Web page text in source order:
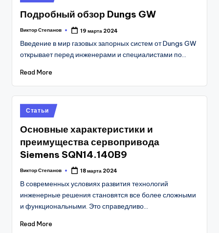
in
Подробный обзор Dungs GW
Posted
Виктор Степанов 19 марта 2024
Введение в мир газовых запорных систем от Dungs GW
открывает перед инженерами и специалистами по…
Read More
Posted
in
Статьи
Основные характеристики и
преимущества сервопривода
Siemens SQN14.140B9
Posted
Виктор Степанов 18 марта 2024
В современных условиях развития технологий
инженерные решения становятся все более сложными
и функциональными. Это справедливо…
Read More